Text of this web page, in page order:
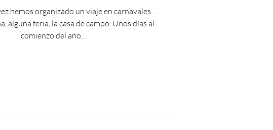
hemos organizado un viaje en carnavales…
alguna feria, la casa de campo. Unos días al
comienzo del año...